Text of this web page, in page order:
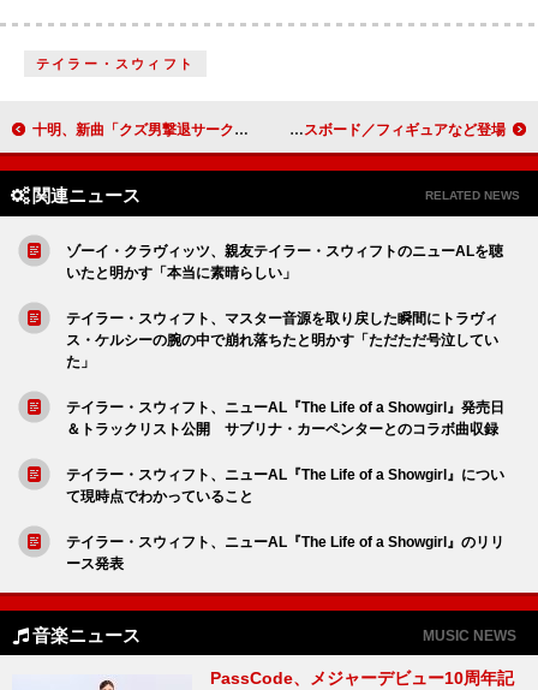
テイラー・スウィフト
十明、新曲「クズ男撃退サークル」リリース＆リリックビデオ公開 Mrs. GREEN APPLEの一番くじ第2弾、アクリルライト／キャンバスボード／フィギュアなど登場
関連ニュース RELATED NEWS
ゾーイ・クラヴィッツ、親友テイラー・スウィフトのニューALを聴
いたと明かす「本当に素晴らしい」
テイラー・スウィフト、マスター音源を取り戻した瞬間にトラヴィ
ス・ケルシーの腕の中で崩れ落ちたと明かす「ただただ号泣してい
た」
テイラー・スウィフト、ニューAL『The Life of a Showgirl』発売日
＆トラックリスト公開 サブリナ・カーペンターとのコラボ曲収録
テイラー・スウィフト、ニューAL『The Life of a Showgirl』につい
て現時点でわかっていること
テイラー・スウィフト、ニューAL『The Life of a Showgirl』のリリ
ース発表
音楽ニュース MUSIC NEWS
PassCode、メジャーデビュー10周年記